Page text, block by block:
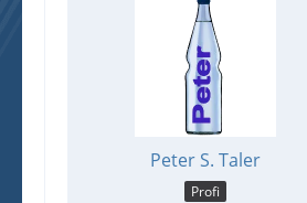
Peter S. Taler
Profi